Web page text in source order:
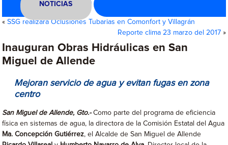
NOTICIAS
«SSG realizará Oclusiones Tubarias en Comonfort y Villagrán
Reporte clima 23 marzo del 2017»
Inauguran Obras Hidráulicas en San
Miguel de Allende
Mejoran servicio de agua y evitan fugas en zona
centro
San Miguel de Allende, Gto.-Como parte del programa de eficiencia
física en sistemas de agua, la directora de la Comisión Estatal del Agua
Ma. Concepción Gutiérrez, el Alcalde de San Miguel de Allende